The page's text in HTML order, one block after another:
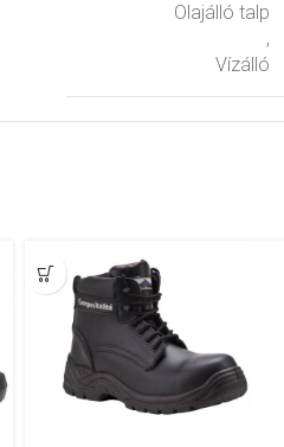
Olajálló talp
,
Vízálló